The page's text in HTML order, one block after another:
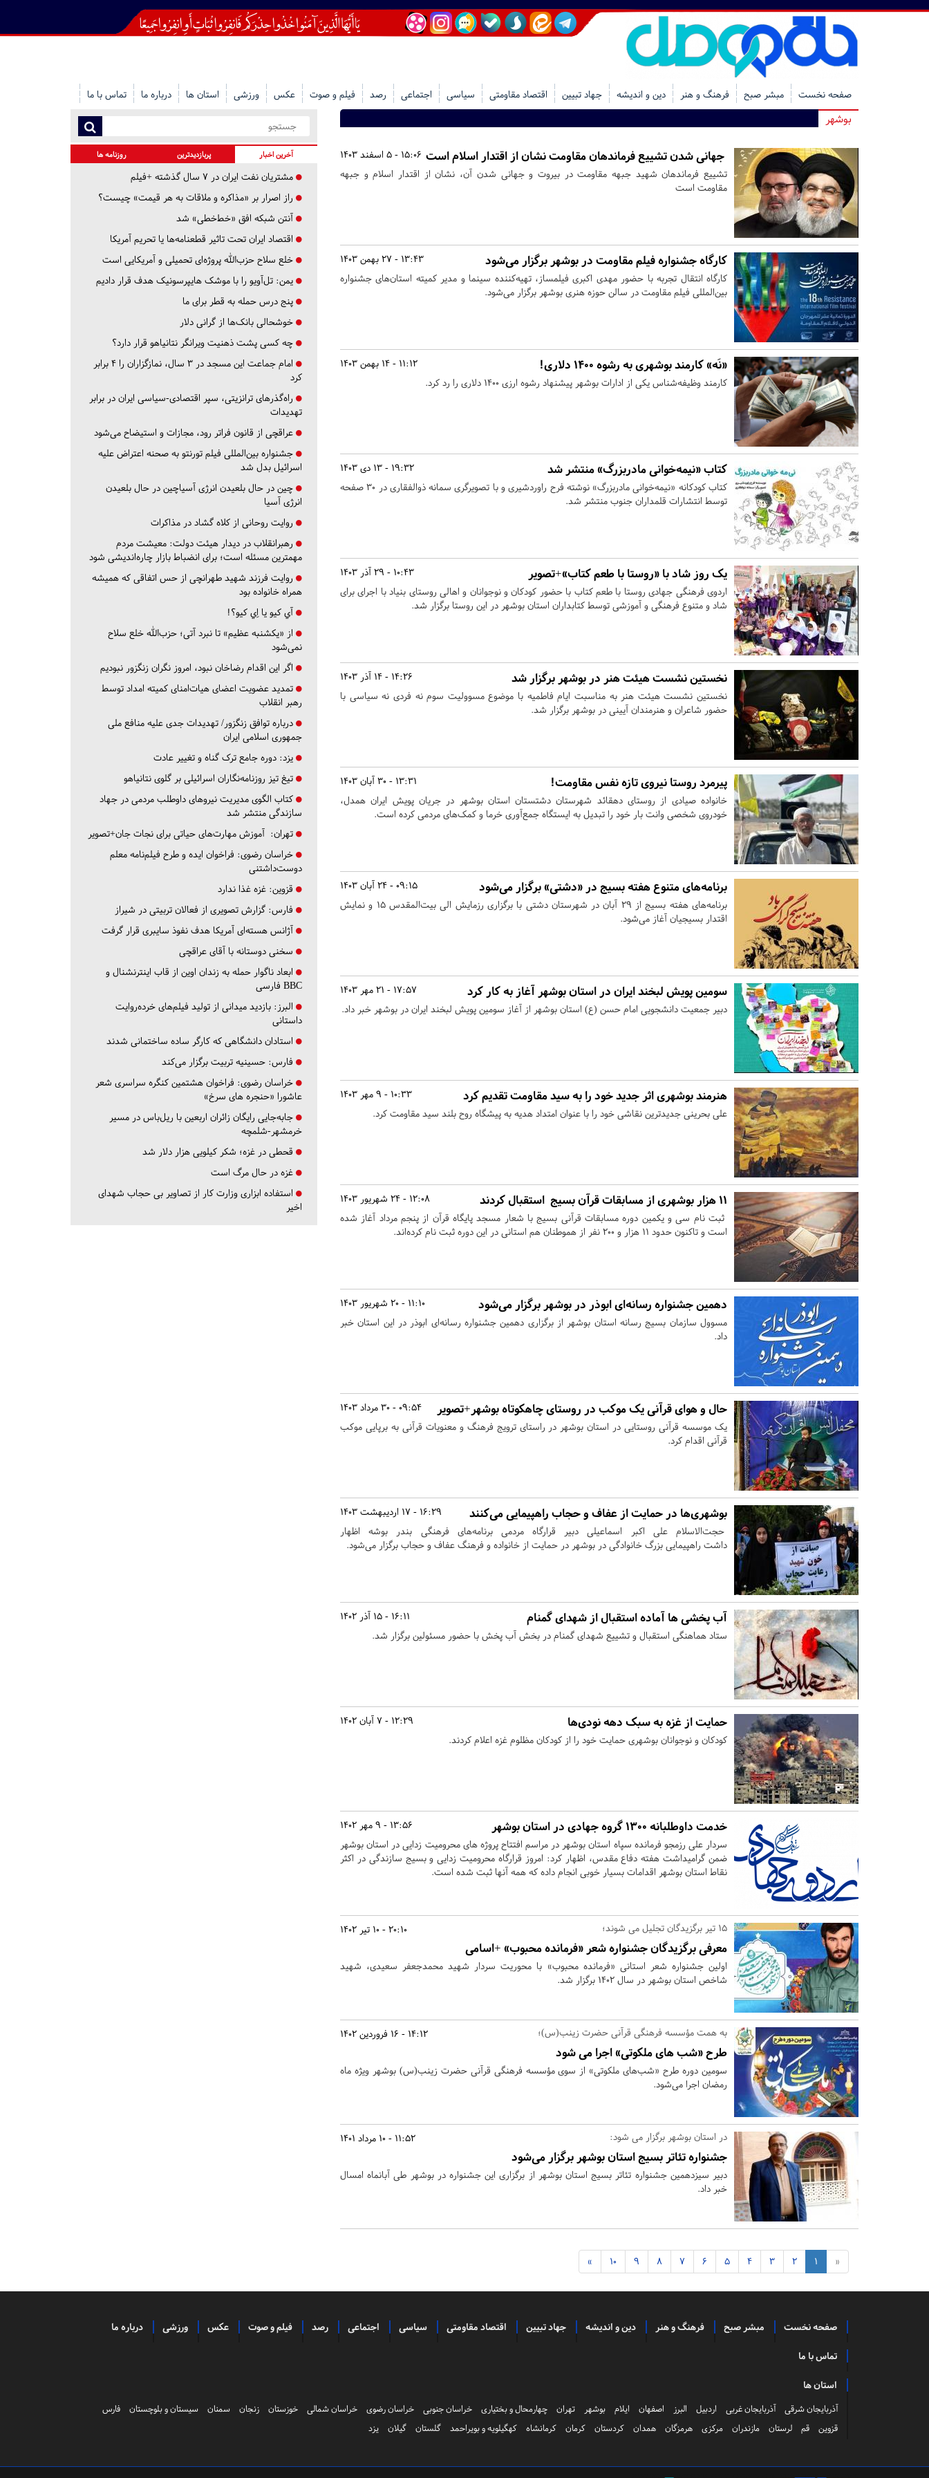
صفحه نخست مبشر صبح فرهنگ و هنر دین و اندیشه جهاد تبیین اقتصاد مقاومتی سیاسی اجتماعی رصد فیلم و صوت عکس ورزشی استان ها درباره ما تماس با ما
بوشهر
15:06 - 5 اسفند 1403 جهانی شدن تشییع فرماندهان مقاومت نشان از اقتدار اسلام است
تشییع فرماندهان شهید جبهه مقاومت در بیروت و جهانی شدن آن، نشان از اقتدار اسلام و جبهه
مقاومت است
13:43 - 27 بهمن 1403 کارگاه جشنواره فیلم مقاومت در بوشهر برگزار می‌شود
کارگاه انتقال تجربه با حضور مهدی اکبری‌ فیلمساز، تهیه‌کننده سینما و مدیر کمیته استان‌های جشنواره
بین‌المللی فیلم مقاومت در سالن حوزه هنری بوشهر برگزار می‌شود.
11:12 - 14 بهمن 1403 «نَه» کارمند بوشهری به رشوه ۱۴۰۰ دلاری!
کارمند وظیفه‌شناس یکی از ادارات بوشهر پیشنهاد رشوه ارزی ۱۴۰۰ دلاری را رد کرد.
19:32 - 13 دی 1403 کتاب «نیمه‌خوانی مادربزرگ» منتشر شد
کتاب کودکانه «نیمه‌خوانی مادربزرگ» نوشته فرح راوردشیری و با تصویرگری سمانه ذوالفقاری در ۳۰ صفحه
توسط انتشارات قلمداران جنوب منتشر شد.
10:43 - 29 آذر 1403 یک روز شاد با «روستا با طعم کتاب»+تصویر
اردوی فرهنگی جهادی روستا با طعم کتاب با حضور کودکان و نوجوانان و اهالی روستای بنیاد با اجرای برای
شاد و متنوع فرهنگی و آموزشی توسط کتابداران استان بوشهر در این روستا برگزار شد.
14:26 - 14 آذر 1403 نخستین نشست هیئت هنر در بوشهر برگزار شد
نخستین نشست هیئت هنر به مناسبت ایام فاطمیه با موضوع مسوولیت سوم نه فردی نه سیاسی با
حضور شاعران و هنرمندان آیینی در بوشهر برگزار شد.
13:31 - 30 آبان 1403 پیرمرد روستا نیروی تازه نفس مقاومت!
خانواده صیادی از روستای دهقائد شهرستان دشتستان استان بوشهر در جریان پویش ایران همدل،
خودروی شخصی وانت بار خود را تبدیل به ایستگاه جمع‌آوری خرما و کمک‌های مردمی کرده است.
09:15 - 24 آبان 1403 برنامه‌های متنوع هفته بسیج در «دشتی» برگزار می‌شود
برنامه‌های هفته بسیج از ۲۹ آبان در شهرستان دشتی با برگزاری رزمایش الی بیت‌المقدس ۱۵ و نمایش
اقتدار بسیجیان آغاز می‌شود.
17:57 - 21 مهر 1403 سومین پویش لبخند ایران در استان بوشهر آغاز به کار کرد
دبیر جمعیت دانشجویی امام حسن (ع) استان بوشهر از آغاز سومین پویش لبخند ایران در بوشهر خبر داد.
10:33 - 9 مهر 1403 هنرمند بوشهری اثر جدید خود را به سید مقاومت تقدیم کرد
علی بحرینی جدیدترین نقاشی خود را با عنوان امتداد هدیه به پیشگاه روح بلند سید مقاومت کرد.
12:08 - 24 شهریور 1403 ۱۱ هزار بوشهری از مسابقات قرآن بسیج استقبال کردند
ثبت نام سی و یکمین دوره مسابقات قرآنی بسیج با شعار مسجد پایگاه قرآن از پنجم مرداد آغاز شده
است و تاکنون حدود ۱۱ هزار و ۲۰۰ نفر از هموطنان هم استانی در این دوره ثبت نام کرده‌اند.
11:10 - 20 شهریور 1403 دهمین جشنواره رسانه‌ای ابوذر در بوشهر برگزار می‌شود
مسوول سازمان بسیج رسانه استان بوشهر از برگزاری دهمین جشنواره رسانه‌ای ابوذر در این استان خبر
داد.
09:54 - 30 مرداد 1403 حال و هوای قرآنی یک موکب در روستای چاهکوتاه بوشهر+تصویر
یک موسسه قرآنی روستایی در استان بوشهر در راستای ترویج فرهنگ و معنویات قرآنی به برپایی موکب
قرآنی اقدام کرد.
16:29 - 17 اردیبهشت 1403 بوشهری‌ها در حمایت از عفاف و حجاب راهپیمایی می‌کنند
حجت‌الاسلام علی اکبر اسماعیلی دبیر قرارگاه مردمی برنامه‌های فرهنگی بندر بوشه اظهار
داشت راهپیمایی بزرگ خانوادگی در بوشهر در حمایت از خانواده و فرهنگ عفاف و حجاب برگزار می‌شود.
16:11 - 15 آذر 1402 آب پخشی ها آماده استقبال از شهدای گمنام
ستاد هماهنگی استقبال و تشییع شهدای گمنام در بخش آب پخش با حضور مسئولین برگزار شد.
12:29 - 7 آبان 1402 حمایت از غزه به سبک دهه نودی‌ها
کودکان و نوجوانان بوشهری حمایت خود را از کودکان مظلوم غزه اعلام کردند.
13:56 - 9 مهر 1402 خدمت داوطلبانه ۱۳۰۰ گروه جهادی در استان بوشهر
سردار علی رزمجو فرمانده سپاه استان بوشهر در مراسم افتتاح پروژه های محرومیت زدایی در استان بوشهر
ضمن گرامیداشت هفته دفاع مقدس، اظهار کرد: امروز قرارگاه محرومیت زدایی و بسیج سازندگی در اکثر
نقاط استان بوشهر اقدامات بسیار خوبی انجام داده که همه آنها ثبت شده است.
20:10 - 10 تیر 1402 15 تیر برگزیدگان تجلیل می شوند؛
معرفی برگزیدگان جشنواره شعر «فرمانده محبوب» +اسامی
اولین جشنواره شعر استانی «فرمانده محبوب» با محوریت سردار شهید محمدجعفر سعیدی، شهید
شاخص استان بوشهر در سال ۱۴۰۲ برگزار شد.
14:12 - 16 فروردین 1402 به همت مؤسسه فرهنگی قرآنی حضرت زینب(س)؛
طرح «شب های ملکوتی» اجرا می شود
سومین دوره طرح «شب‌های ملکوتی» از سوی مؤسسه فرهنگی قرآنی حضرت زینب(س) بوشهر ویژه ماه
رمضان اجرا می‌شود.
11:52 - 10 مرداد 1401 در استان بوشهر برگزار می شود:
جشنواره تئاتر بسیج استان بوشهر برگزار می‌شود
دبیر سیزدهمین جشنواره تئاتر بسیج استان بوشهر از برگزاری این جشنواره در بوشهر طی آبانماه امسال
خبر داد.
«
1
2
3
4
5
6
7
8
9
10
»
آخرین اخبار پربازدیدترین روزنامه ها
مشتریان نفت ایران در ۷ سال گذشته +فیلم
راز اصرار بر «مذاکره و ملاقات به هر قیمت» چیست؟
آنتن شبکه افق «خط‌خطی» شد
اقتصاد ایران تحت تاثیر قطعنامه‌ها یا تحریم‌ آمریکا
خلع سلاح حزب‌الله پروژه‌ای تحمیلی و آمریکایی است
یمن: تل‌آویو را با موشک هایپرسونیک هدف قرار دادیم
پنج درس‌ حمله به قطر برای ما
خوشحالی بانک‌ها از گرانی دلار
چه کسی پشت ذهنیت ویرانگر نتانیاهو قرار دارد؟
امام جماعت این مسجد در ۳ سال، نمازگزاران را ۴ برابر
کرد
راه‌گذرهای ترانزیتی، سپر اقتصادی-سیاسی ایران در برابر
تهدیدات
عراقچی از قانون فراتر رود، مجازات و استیضاح می‌شود
جشنواره بین‌المللی فیلم تورنتو به صحنه اعتراض علیه
اسرائیل بدل شد
چین در حال بلعیدن انرژی آسیاچین در حال بلعیدن
انرژی آسیا
روایت روحانی از کلاه گشاد در مذاکرات
رهبرانقلاب در دیدار هیئت دولت: معیشت مردم
مهمترین مسئله است؛ برای انضباط بازار چاره‌اندیشی شود
روایت فرزند شهید طهرانچی از حس اتفاقی که همیشه
همراه خانواده بود
آي كيو يا اِي كيو؟!
از «یکشنبه عظیم» تا نبرد آتی؛ حزب‌الله خلع سلاح
نمی‌شود
اگر این اقدام رضاخان نبود، امروز نگران زنگزور نبودیم
تمدید عضویت اعضای هیات‌امنای کمیته امداد توسط
رهبر انقلاب
درباره توافق زنگزور/ تهدیدات جدی علیه منافع ملی
جمهوری اسلامی ایران
یزد: دوره جامع ترک گناه و تغییر عادت
تیغ تیز روزنامه‌نگاران اسرائیلی بر گلوی نتانیاهو
کتاب الگوی مدیریت نیروهای داوطلب مردمی در جهاد
سازندگی منتشر شد
تهران: آموزش مهارت‌های حیاتی برای نجات جان+تصویر
خراسان رضوی: فراخوان ایده و طرح فیلم‌نامه معلم
دوست‌داشتنی
قزوین: غزه غذا ندارد
فارس: گزارش تصویری از فعالان تربیتی در شیراز
آژانس هسته‌ای آمریکا هدف نفوذ سایبری قرار گرفت
سخنی دوستانه با آقای عراقچی
ابعاد ناگوار حمله به زندان اوین از قاب اینترنشنال و
BBC فارسی
البرز: بازدید میدانی از تولید فیلم‌های خرده‌روایت
داستانی
استادان دانشگاهی که کارگر ساده ساختمانی شدند
فارس: حسینیه تربیت برگزار می‌کند
خراسان رضوی: فراخوان هشتمین کنگره سراسری شعر
عاشورا «حنجره های سرخ»
جابه‌جایی رایگان زائران اربعین با ریل‌باس در مسیر
خرمشهر-شلمچه
قحطی در غزه؛ شکر کیلویی هزار دلار شد
غزه در حال مرگ است
استفاده ابزاری وزارت کار از تصاویر بی حجاب شهدای
اخیر
صفحه نخست مبشر صبح فرهنگ و هنر دین و اندیشه جهاد تبیین اقتصاد مقاومتی سیاسی اجتماعی رصد فیلم و صوت عکس ورزشی درباره ما
تماس با ما
استان ها
آذربایجان شرقی آذربایجان غربی اردبیل البرز اصفهان ایلام بوشهر تهران چهارمحال و بختیاری خراسان جنوبی خراسان رضوی خراسان شمالی خوزستان زنجان سمنان سیستان و بلوچستان
فارس
قزوین
قم لرستان مازندران مرکزی هرمزگان همدان کردستان کرمان کرمانشاه کهگیلویه و بویراحمد گلستان گیلان یزد